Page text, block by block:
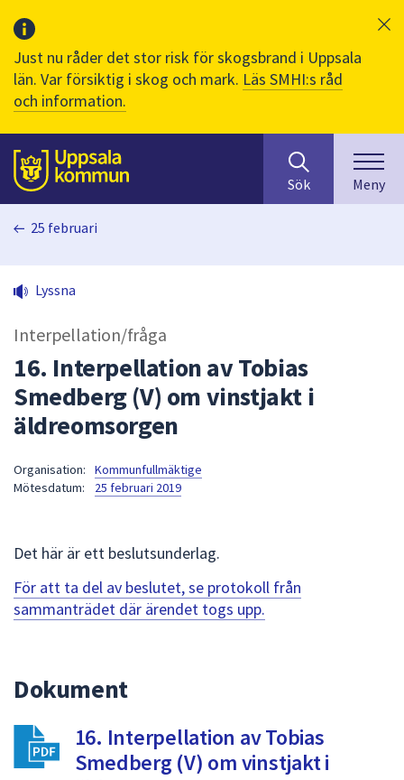
Just nu råder det stor risk för skogsbrand i Uppsala
län. Var försiktig i skog och mark. Läs SMHI:s råd
och information.
Till sidans
huvudinnehåll
efter
innehåll
på
sökfältet
kommer
sökförslag
att
navigera
mellan
att
välja
något
Sök Meny
25 februari
Lyssna
Interpellation/fråga
16. Interpellation av Tobias
Smedberg (V) om vinstjakt i
äldreomsorgen
Organisation:
Kommunfullmäktige
Mötesdatum:
25 februari 2019
Det här är ett beslutsunderlag.
För att ta del av beslutet, se protokoll från
sammanträdet där ärendet togs upp.
Dokument
16. Interpellation av Tobias
Smedberg (V) om vinstjakt i